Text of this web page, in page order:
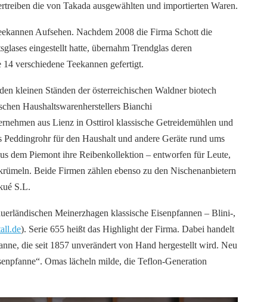
die von Takada ausgewählten und importierten Waren.
Aufsehen. Nachdem 2008 die Firma Schott die
eingestellt hatte, übernahm Trendglas deren
verschiedene Teekannen gefertigt.
kleinen Ständen der österreichischen Waldner biotech
Haushaltswarenherstellers Bianchi
aus Lienz in Osttirol klassische Getreidemühlen und
für den Haushalt und andere Geräte rund ums
dem Piemont ihre Reibenkollektion – entworfen für Leute,
Beide Firmen zählen ebenso zu den Nischenanbietern
S.L.
Meinerzhagen klassische Eisenpfannen – Blini-,
). Serie 655 heißt das Highlight der Firma. Dabei handelt
die seit 1857 unverändert von Hand hergestellt wird. Neu
Omas lächeln milde, die Teflon-Generation